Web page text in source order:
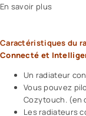
En savoir plus
Caractéristiques du
Connecté et
Un radiateur
Vous pouvez
Cozytouch. (en
Les radiateurs